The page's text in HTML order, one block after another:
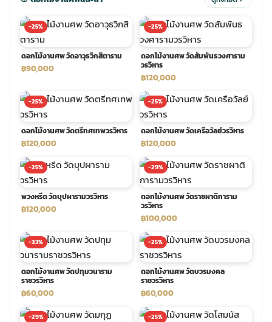
ร้านดอกไม้งานศพ ใกล้ฉัน
ดอกไม้งานศพ ราคาถูก
จัดดอกไม้งานศพ ราคา
ดอกไม้งานศพ ส่งฟรี
ดอกไม้งานศพ ออนไลน์
tpdecorate ปูพื้น
ส่งพวงหรีด ด่วน กรุงเทพ
ร้านพวงหรีด กรุงเทพ ส่งฟรี
พวงหรีด ปากคลองตลาด ราคา
พวงหรีด ส่งด่วน วันนี้
มรุ ส่งด่วน
น้าเมรุ กรุงเทพ
-25%
ดอกไม้งานศพ วัดอาวุธวิกสิตาราม
฿90,000
-25%
ดอกไม้งานศพ วัดสัมพันธวงศาราม
วรวิหาร
฿120,000
-25%
ดอกไม้งานศพ วัดตรีทศเทพวรวิหาร
฿120,000
-25%
ดอกไม้งานศพ วัดเครือวัลย์วรวิหาร
฿120,000
-25%
พวงหรีด วัดบุปผารามวรวิหาร
฿120,000
-29%
ดอกไม้งานศพ วัดราชผาติการาม
วรวิหาร
฿100,000
-33%
ดอกไม้งานศพ วัดปทุมวนาราม
ราชวรวิหาร
฿60,000
-25%
ดอกไม้งานศพ วัดบวรมงคล
ราชวรวิหาร
฿60,000
-29% -25%